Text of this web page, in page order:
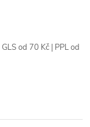
od 70 Kč | PPL od